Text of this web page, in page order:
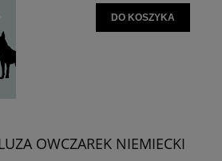
DO KOSZYKA
OWCZAREK NIEMIECKI